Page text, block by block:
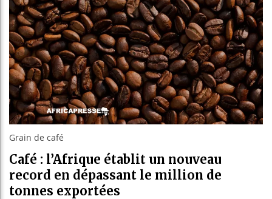
Guinée :
Bénin :
Grain de café
Café : l’Afrique établit un nouveau
record en dépassant le million de
tonnes exportées